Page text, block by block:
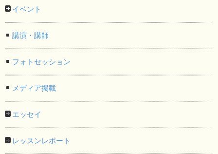
イベント
講演・講師
フォトセッション
メディア掲載
エッセイ
レッスンレポート